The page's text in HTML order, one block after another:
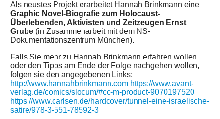
Als neustes Projekt erarbeitet Hannah Brinkmann eine
Graphic Novel-Biografie zum Holocaust-
Überlebenden, Aktivisten und Zeitzeugen Ernst
Grube (in Zusammenarbeit mit dem NS-
Dokumentationszentrum München).
Falls Sie mehr zu Hannah Brinkmann erfahren wollen
oder den Tipps am Ende der Folge nachgehen wollen,
folgen sie den angegebenen Links:
http://www.hannahbrinkmann.com https://www.avant-
verlag.de/comics/slocum/#cc-m-product-9070197520
https://www.carlsen.de/hardcover/tunnel-eine-israelische-
satire/978-3-551-78592-3